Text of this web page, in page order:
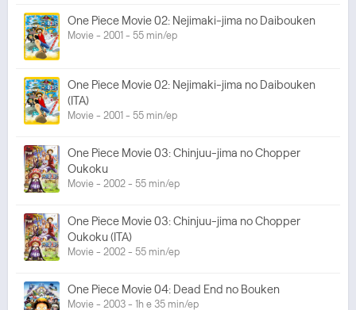
One Piece Movie 02: Nejimaki-jima no Daibouken
Movie - 2001 - 55 min/ep
One Piece Movie 02: Nejimaki-jima no Daibouken
(ITA)
Movie - 2001 - 55 min/ep
One Piece Movie 03: Chinjuu-jima no Chopper
Oukoku
Movie - 2002 - 55 min/ep
One Piece Movie 03: Chinjuu-jima no Chopper
Oukoku (ITA)
Movie - 2002 - 55 min/ep
One Piece Movie 04: Dead End no Bouken
Movie - 2003 - 1h e 35 min/ep